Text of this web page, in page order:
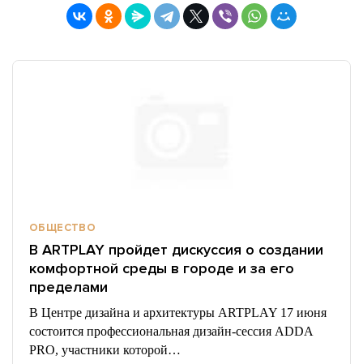
ОБЩЕСТВО
В ARTPLAY пройдет дискуссия о создании
комфортной среды в городе и за его
пределами
В Центре дизайна и архитектуры ARTPLAY 17 июня
состоится профессиональная дизайн-сессия ADDA
PRO, участники которой…